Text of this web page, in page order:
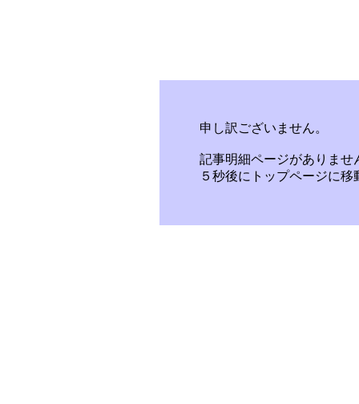
申し訳ございません。
記事明細ページがありませ
５秒後にトップページに移